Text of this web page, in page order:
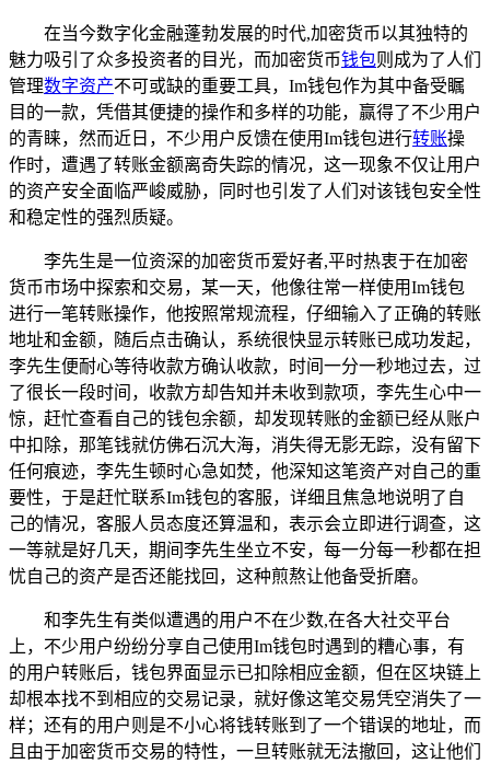
在当今数字化金融蓬勃发展的时代,加密货币以其独特的
魅力吸引了众多投资者的目光，而加密货币钱包则成为了人们
管理数字资产不可或缺的重要工具，Im钱包作为其中备受瞩
目的一款，凭借其便捷的操作和多样的功能，赢得了不少用户
的青睐，然而近日，不少用户反馈在使用Im钱包进行转账操
作时，遭遇了转账金额离奇失踪的情况，这一现象不仅让用户
的资产安全面临严峻威胁，同时也引发了人们对该钱包安全性
和稳定性的强烈质疑。
李先生是一位资深的加密货币爱好者,平时热衷于在加密
货币市场中探索和交易，某一天，他像往常一样使用Im钱包
进行一笔转账操作，他按照常规流程，仔细输入了正确的转账
地址和金额，随后点击确认，系统很快显示转账已成功发起，
李先生便耐心等待收款方确认收款，时间一分一秒地过去，过
了很长一段时间，收款方却告知并未收到款项，李先生心中一
惊，赶忙查看自己的钱包余额，却发现转账的金额已经从账户
中扣除，那笔钱就仿佛石沉大海，消失得无影无踪，没有留下
任何痕迹，李先生顿时心急如焚，他深知这笔资产对自己的重
要性，于是赶忙联系Im钱包的客服，详细且焦急地说明了自
己的情况，客服人员态度还算温和，表示会立即进行调查，这
一等就是好几天，期间李先生坐立不安，每一分每一秒都在担
忧自己的资产是否还能找回，这种煎熬让他备受折磨。
和李先生有类似遭遇的用户不在少数,在各大社交平台
上，不少用户纷纷分享自己使用Im钱包时遇到的糟心事，有
的用户转账后，钱包界面显示已扣除相应金额，但在区块链上
却根本找不到相应的交易记录，就好像这笔交易凭空消失了一
样；还有的用户则是不小心将钱转账到了一个错误的地址，而
且由于加密货币交易的特性，一旦转账就无法撤回，这让他们